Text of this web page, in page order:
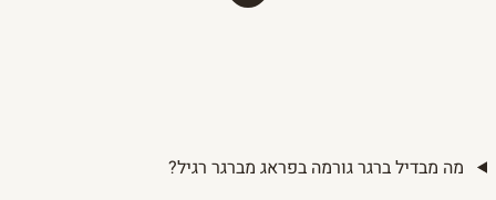
מה מבדיל ברגר גורמה בפראג מברגר רגיל?